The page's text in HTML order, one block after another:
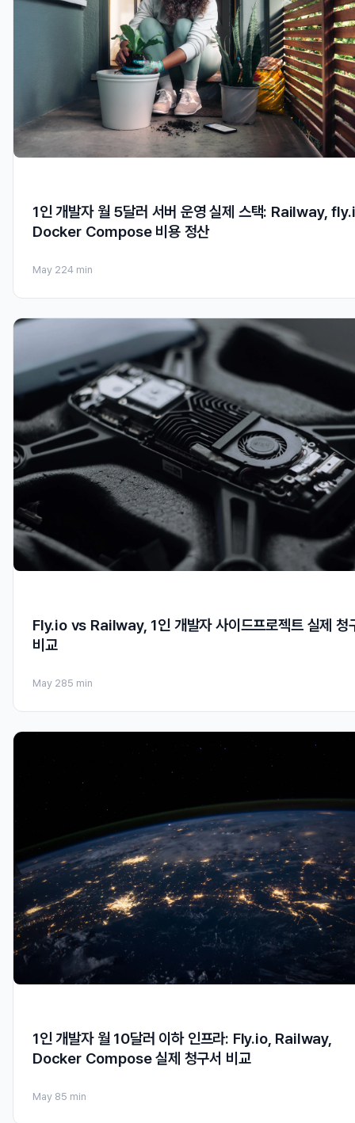
1인 개발자 월 5달러 서버 운영 실제 스택: Railway,
Docker Compose 비용 정산
May 224 min
Fly.io vs Railway, 1인 개발자 사이드프로젝트 실제 청
비교
May 285 min
1인 개발자 월 10달러 이하 인프라: Fly.io, Railway,
Docker Compose 실제 청구서 비교
May 85 min